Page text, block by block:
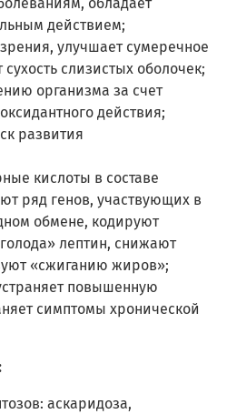
действием;
улучшает сумеречное
слизистых оболочек;
организма за счет
действия;
развития
кислоты в составе
ряд генов, участвующих в
обмене, кодируют
лептин, снижают
«сжиганию жиров»;
повышенную
симптомы хронической
аскаридоза,